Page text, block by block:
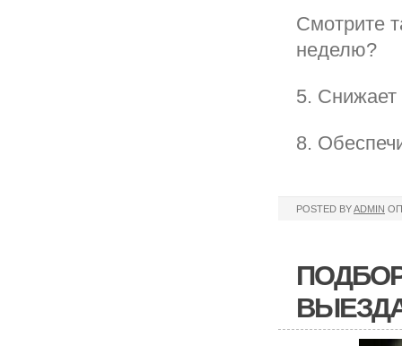
Смотрите
неделю?
5.
8.
POSTED BYADMIN